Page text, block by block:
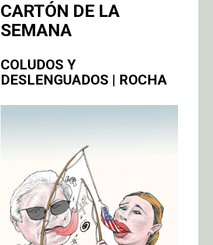
CARTÓN DE LA
SEMANA
COLUDOS Y
DESLENGUADOS | ROCHA